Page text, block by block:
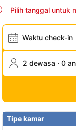
Pilih tanggal untuk
Waktu check-in
2 dewasa · 0
Tipe kamar